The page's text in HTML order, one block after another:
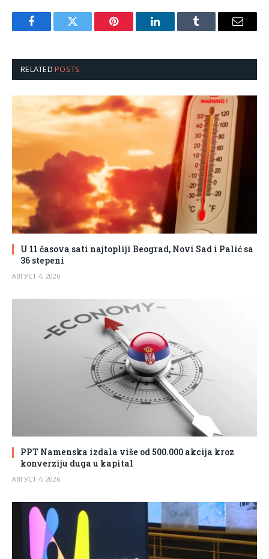
FacebookTwitter Pinterest LinkedInTumblr Email
RELATEDPOSTS
U 11 časova sati najtopliji Beograd, Novi Sad i Palić sa
36 stepeni
АВГУСТ 4, 2026
PPT Namenska izdala više od 500.000 akcija kroz
konverziju duga u kapital
АВГУСТ 4, 2026